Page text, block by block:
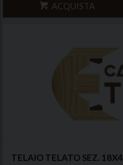
ACQUISTA
TELAIO TELATO SEZ.